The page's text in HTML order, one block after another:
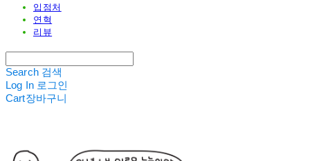
입점처
연혁
리뷰
Search 검색
Log In 로그인
Cart장바구니